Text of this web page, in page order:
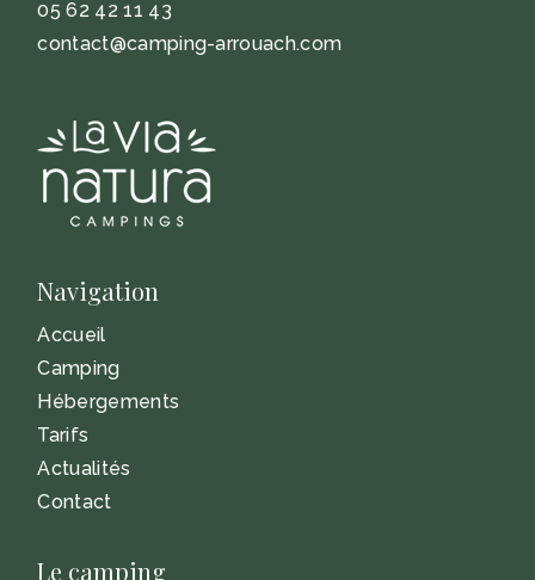
05 62 42 11 43
contact@camping-arrouach.com
Navigation
Accueil
Camping
Hébergements
Tarifs
Actualités
Contact
Le camping